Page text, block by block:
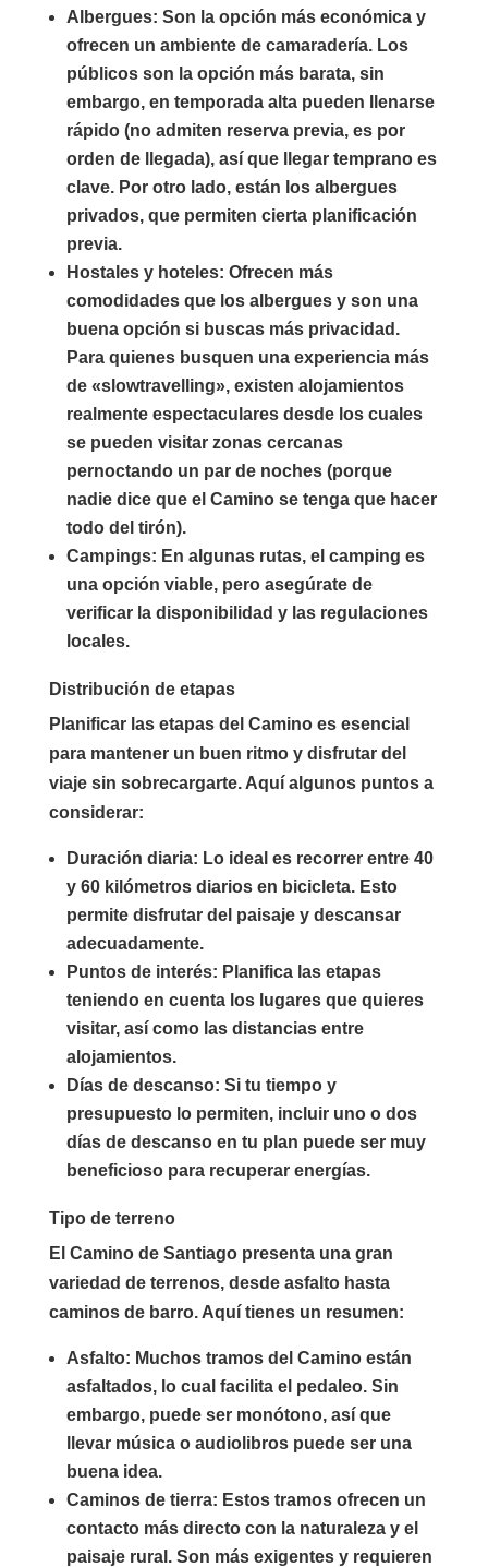
Albergues: Son la opción más económica y
ofrecen un ambiente de camaradería. Los
públicos son la opción más barata, sin
embargo, en temporada alta pueden llenarse
rápido (no admiten reserva previa, es por
orden de llegada), así que llegar temprano es
clave. Por otro lado, están los albergues
privados, que permiten cierta planificación
previa.
Hostales y hoteles: Ofrecen más
comodidades que los albergues y son una
buena opción si buscas más privacidad.
Para quienes busquen una experiencia más
de «slowtravelling», existen alojamientos
realmente espectaculares desde los cuales
se pueden visitar zonas cercanas
pernoctando un par de noches (porque
nadie dice que el Camino se tenga que hacer
todo del tirón).
Campings: En algunas rutas, el camping es
una opción viable, pero asegúrate de
verificar la disponibilidad y las regulaciones
locales.
Distribución de etapas
Planificar las etapas del Camino es esencial
para mantener un buen ritmo y disfrutar del
viaje sin sobrecargarte. Aquí algunos puntos a
considerar:
Duración diaria: Lo ideal es recorrer entre 40
y 60 kilómetros diarios en bicicleta. Esto
permite disfrutar del paisaje y descansar
adecuadamente.
Puntos de interés: Planifica las etapas
teniendo en cuenta los lugares que quieres
visitar, así como las distancias entre
alojamientos.
Días de descanso: Si tu tiempo y
presupuesto lo permiten, incluir uno o dos
días de descanso en tu plan puede ser muy
beneficioso para recuperar energías.
Tipo de terreno
El Camino de Santiago presenta una gran
variedad de terrenos, desde asfalto hasta
caminos de barro. Aquí tienes un resumen:
Asfalto: Muchos tramos del Camino están
asfaltados, lo cual facilita el pedaleo. Sin
embargo, puede ser monótono, así que
llevar música o audiolibros puede ser una
buena idea.
Caminos de tierra: Estos tramos ofrecen un
contacto más directo con la naturaleza y el
paisaje rural. Son más exigentes y requieren